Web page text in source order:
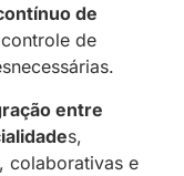
de
de
entre
s,
colaborativas e